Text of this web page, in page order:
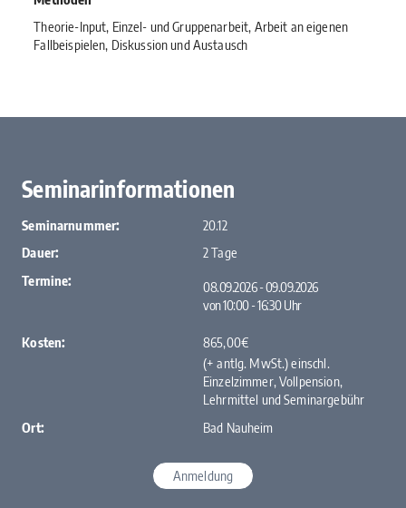
Theorie-Input, Einzel- und Gruppenarbeit, Arbeit an eigenen
Fallbeispielen, Diskussion und Austausch
Seminarinformationen
Seminarnummer:
20.12
Dauer:
2 Tage
Termine:
08.09.2026 - 09.09.2026
von 10:00 ‐ 16:30 Uhr
Kosten:
865,00€
(+ antlg. MwSt.) einschl.
Einzelzimmer, Vollpension,
Lehrmittel und Seminargebühr
Ort:
Bad Nauheim
Anmeldung